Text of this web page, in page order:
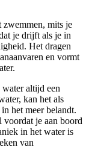
zwemmen, mits je
je drijft als je in
Het dragen
en vormt
water altijd een
kan het als
het meer belandt.
je aan boord
in het water is
van